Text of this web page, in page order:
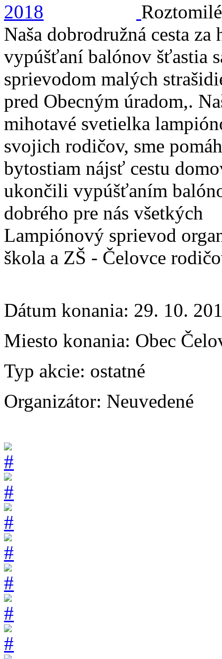
Naša dobrodružná cesta
vypúšťaní balónov šťastia
sprievodom malých
pred Obecným úradom,.
mihotavé svetielka
svojich rodičov, sme
bytostiam nájsť cestu
ukončili vypúšťaním
dobrého pre nás všetkých
Lampiónový sprievod
škola a ZŠ - Čelovce
Dátum konania: 29. 10.
Miesto konania: Obec
Typ akcie: ostatné
Organizátor: Neuvedené